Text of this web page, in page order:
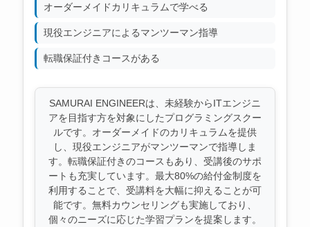
オーダーメイドカリキュラムで学べる
現役エンジニアによるマンツーマン指導
転職保証付きコースがある
SAMURAI ENGINEERは、未経験からITエンジニ
アを目指す方を対象にしたプログラミングスクー
ルです。オーダーメイドのカリキュラムを提供
し、現役エンジニアがマンツーマンで指導しま
す。転職保証付きのコースもあり、受講後のサポ
ートも充実しています。最大80%の給付金制度を
利用することで、受講料を大幅に抑えることが可
能です。無料カウンセリングも実施しており、
個々のニーズに応じた学習プランを提案します。